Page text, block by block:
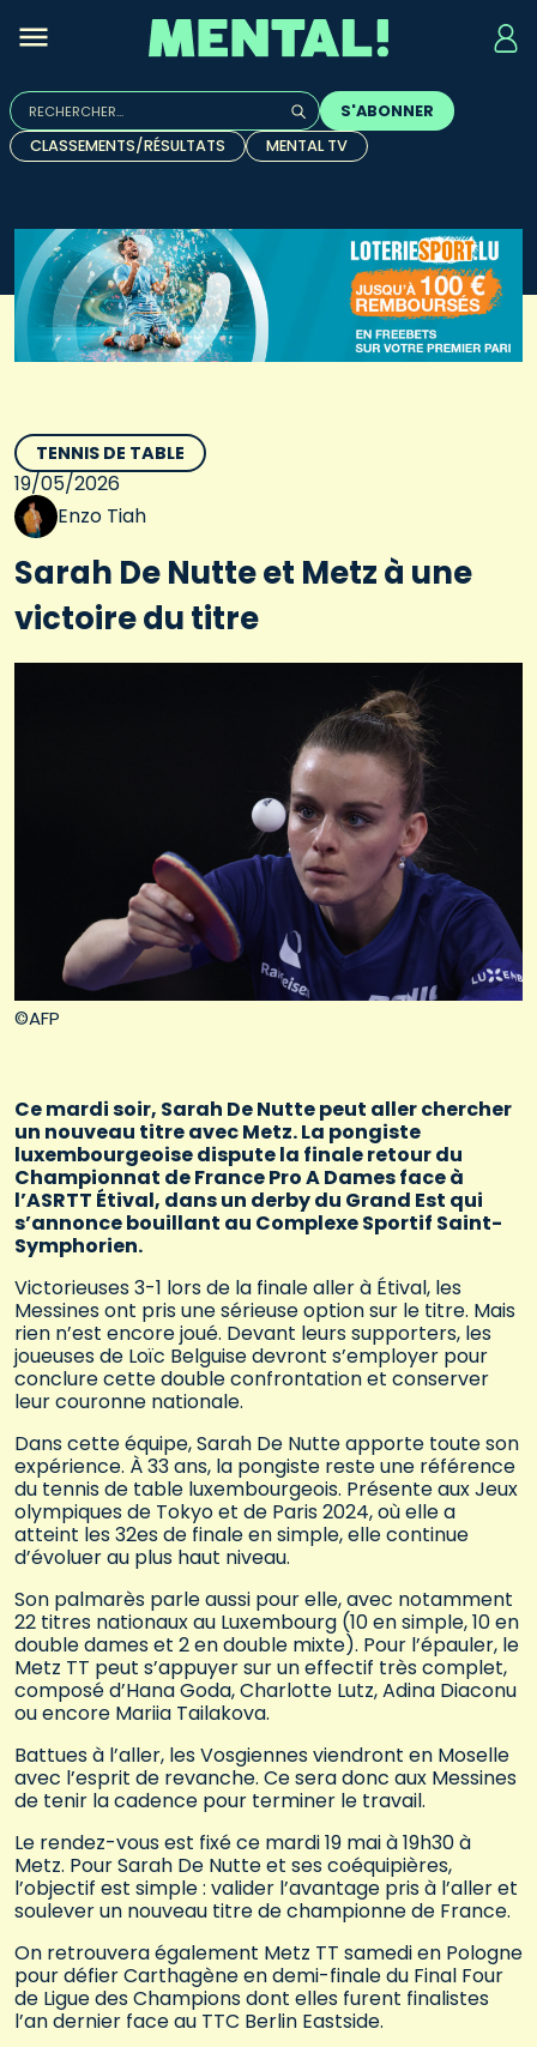
Rechercher :
Quand les résultats de l'auto-complétion sont
S'ABONNER
CLASSEMENTS/RÉSULTATS
MENTAL TV
©AFP
TENNIS DE TABLE
19/05/2026
Enzo Tiah
Sarah De Nutte et Metz à une
victoire du titre
Ce mardi soir, Sarah De Nutte peut aller chercher
un nouveau titre avec Metz. La pongiste
luxembourgeoise dispute la finale retour du
Championnat de France Pro A Dames face à
l’ASRTT Étival, dans un derby du Grand Est qui
s’annonce bouillant au Complexe Sportif Saint-
Symphorien.
Victorieuses 3-1 lors de la finale aller à Étival, les
Messines ont pris une sérieuse option sur le titre. Mais
rien n’est encore joué. Devant leurs supporters, les
joueuses de Loïc Belguise devront s’employer pour
conclure cette double confrontation et conserver
leur couronne nationale.
Dans cette équipe, Sarah De Nutte apporte toute son
expérience. À 33 ans, la pongiste reste une référence
du tennis de table luxembourgeois. Présente aux Jeux
olympiques de Tokyo et de Paris 2024, où elle a
atteint les 32es de finale en simple, elle continue
d’évoluer au plus haut niveau.
Son palmarès parle aussi pour elle, avec notamment
22 titres nationaux au Luxembourg (10 en simple, 10 en
double dames et 2 en double mixte). Pour l’épauler, le
Metz TT peut s’appuyer sur un effectif très complet,
composé d’Hana Goda, Charlotte Lutz, Adina Diaconu
ou encore Mariia Tailakova.
Battues à l’aller, les Vosgiennes viendront en Moselle
avec l’esprit de revanche. Ce sera donc aux Messines
de tenir la cadence pour terminer le travail.
Le rendez-vous est fixé ce mardi 19 mai à 19h30 à
Metz. Pour Sarah De Nutte et ses coéquipières,
l’objectif est simple : valider l’avantage pris à l’aller et
soulever un nouveau titre de championne de France.
On retrouvera également Metz TT samedi en Pologne
pour défier Carthagène en demi-finale du Final Four
de Ligue des Champions dont elles furent finalistes
l’an dernier face au TTC Berlin Eastside.